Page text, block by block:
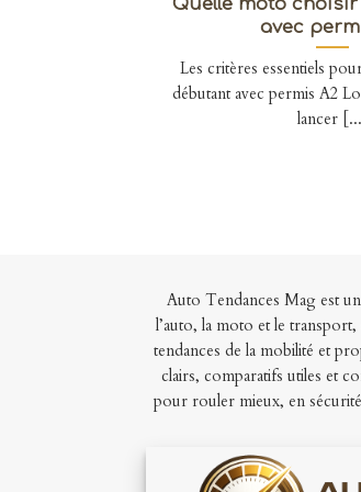
avec
Les critères essentiels
débutant avec permis A2
lancer [...]
Auto Tendances Mag est
l’auto, la moto et le
tendances de la mobilité et
clairs, comparatifs utiles et
pour rouler mieux, en